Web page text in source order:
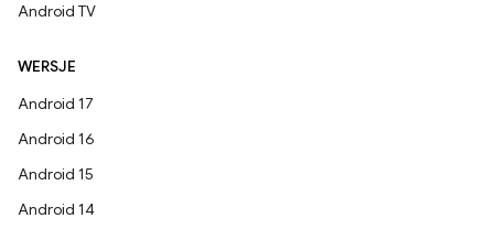
Android TV
WERSJE
Android 17
Android 16
Android 15
Android 14